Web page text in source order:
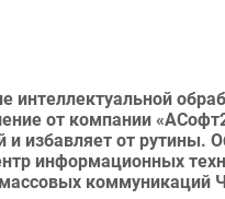
от компании
и избавляет от рутины.
информационных
коммуникаций